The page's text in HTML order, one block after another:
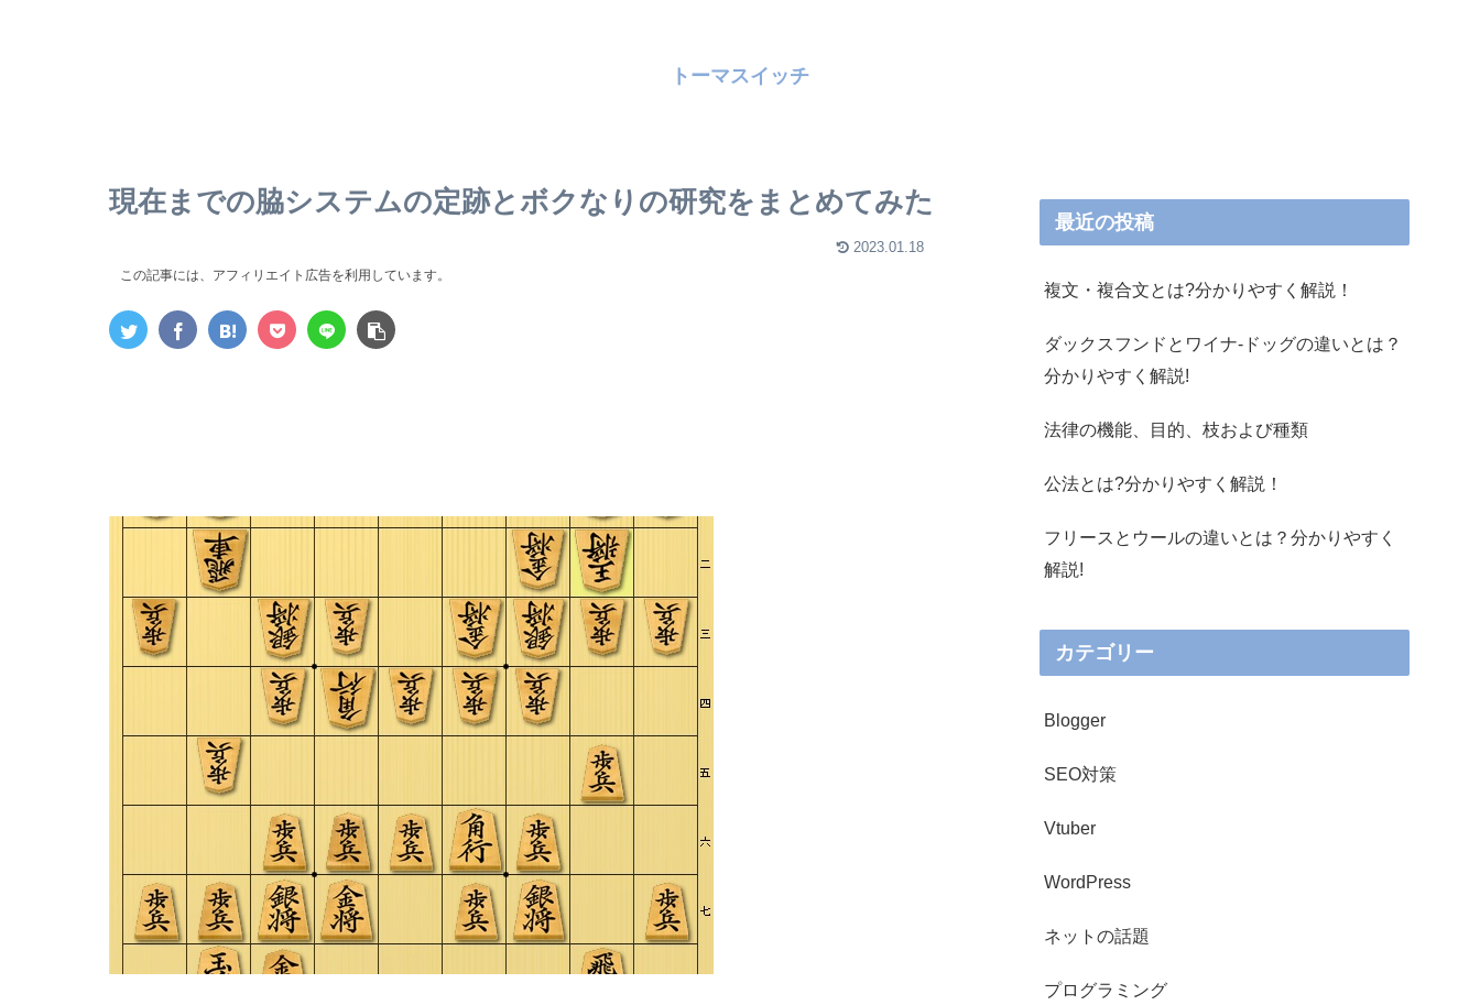
トーマスイッチ
現在までの脇システムの定跡とボクなりの研究をまとめてみた
2023.01.18
この記事には、アフィリエイト広告を利用しています。
最近の投稿
複文・複合文とは?分かりやすく解説！
ダックスフンドとワイナ-ドッグの違いとは？
分かりやすく解説!
法律の機能、目的、枝および種類
公法とは?分かりやすく解説！
フリースとウールの違いとは？分かりやすく
解説!
カテゴリー
Blogger
SEO対策
Vtuber
WordPress
ネットの話題
プログラミング